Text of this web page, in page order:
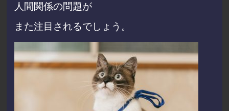
人間関係の問題が
また注目されるでしょう。